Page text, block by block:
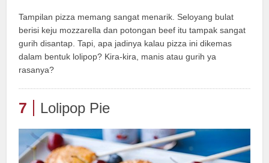
Tampilan pizza memang sangat menarik. Seloyang bulat
berisi keju mozzarella dan potongan beef itu tampak sangat
gurih disantap. Tapi, apa jadinya kalau pizza ini dikemas
dalam bentuk lolipop? Kira-kira, manis atau gurih ya
rasanya?
7 Lolipop Pie